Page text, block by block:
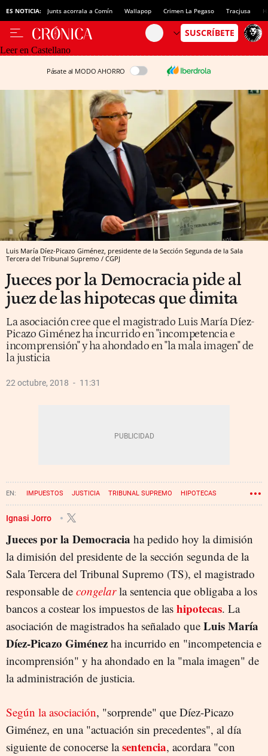
ES NOTICIA: Junts acorrala a Comín Wallapop Crimen La Pegaso Tracjusa
Leer en Castellano
Pásate al MODO AHORRO
Luis María Díez-Picazo Giménez, presidente de la Sección Segunda de la Sala
Tercera del Tribunal Supremo / CGPJ
Jueces por la Democracia pide al
juez de las hipotecas que dimita
La asociación cree que el magistrado Luis María Díez-
Picazo Giménez ha incurrido en "incompetencia e
incomprensión" y ha ahondado en "la mala imagen" de
la justicia
22 octubre, 2018 11:31
IMPUESTOS JUSTICIA TRIBUNAL SUPREMO HIPOTECAS
Ignasi Jorro
Jueces por la Democracia ha pedido hoy la dimisión
la dimisión del presidente de la sección segunda de la
Sala Tercera del Tribunal Supremo (TS), el magistrado
responsable de congelarla sentencia que obligaba a los
bancos a costear los impuestos de las hipotecas. La
asociación de magistrados ha señalado que Luis María
Díez-Picazo Giménez ha incurrido en "incompetencia e
incomprensión" y ha ahondado en la "mala imagen" de
la administración de justicia.
Según la asociación, "sorprende" que Díez-Picazo
Giménez, en una "actuación sin precedentes", al día
siguiente de conocerse lasentencia, acordara "con